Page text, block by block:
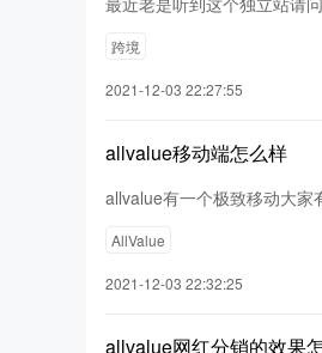
跨境
2021-12-03 22:27:55
allvalue移动端怎么样
allvalue有一个极致移动大家
AllValue
2021-12-03 22:32:25
allvalue网红分销的效果